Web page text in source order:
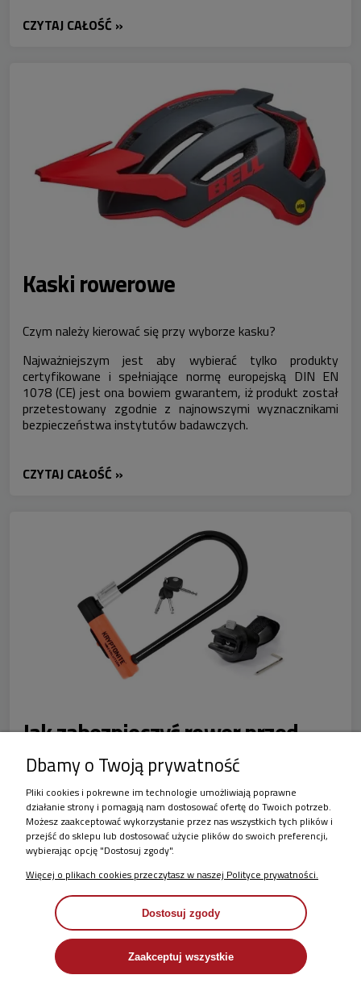
CZYTAJ CAŁOŚĆ »
Kaski rowerowe
Czym należy kierować się przy wyborze kasku?
Najważniejszym jest aby wybierać tylko produkty
certyfikowane i spełniające normę europejską DIN EN
1078 (CE) jest ona bowiem gwarantem, iż produkt został
przetestowany zgodnie z najnowszymi wyznacznikami
bezpieczeństwa instytutów badawczych.
CZYTAJ CAŁOŚĆ »
Jak zabezpieczyć rower przed
kradzieżą?
W momencie kupowania roweru powinniśmy pomyśleć o
odpowiednim do jego wartości zabezpieczeniu. Generalna
niepisana zasada mówi, że zapięcie powinno kosztować
około 10% wartości roweru. Dla wielu wyda się zbyt dużo,
ale na podstawie własnych doświadczeń mówimy:
CZYTAJ CAŁOŚĆ »
Dbamy o Twoją prywatność
Pliki cookies i pokrewne im technologie umożliwiają poprawne
działanie strony i pomagają nam dostosować ofertę do Twoich potrzeb.
Możesz zaakceptować wykorzystanie przez nas wszystkich tych plików i
przejść do sklepu lub dostosować użycie plików do swoich preferencji,
wybierając opcję "Dostosuj zgody".
Więcej o plikach cookies przeczytasz w naszej Polityce prywatności.
Dostosuj zgody
Zaakceptuj wszystkie